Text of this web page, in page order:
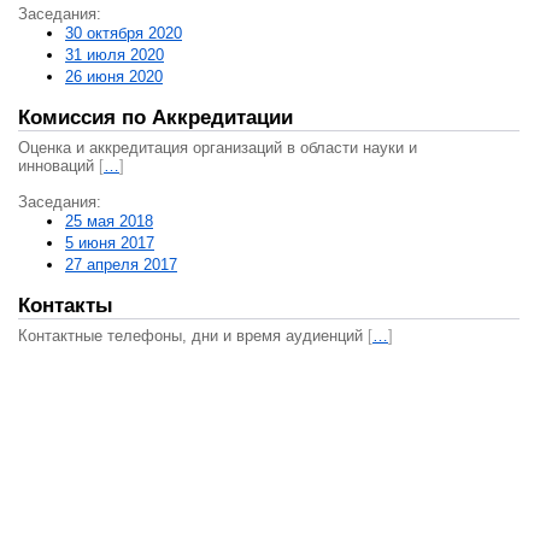
Заседания:
30 октября 2020
31 июля 2020
26 июня 2020
Комиссия по Аккредитации
Оценка и аккредитация организаций в области науки и
инноваций […]
Заседания:
25 мая 2018
5 июня 2017
27 апреля 2017
Контакты
Контактные телефоны, дни и время аудиенций […]